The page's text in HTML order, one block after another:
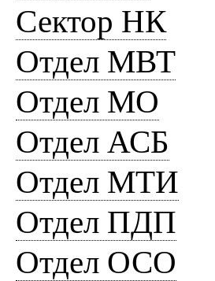
Сектор НК
Отдел МВТ
Отдел МО
Отдел АСБ
Отдел МТИ
Отдел ПДП
Отдел ОСО